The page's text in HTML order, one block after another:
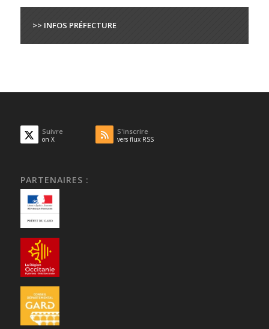
>> INFOS PRÉFECTURE
Suivre
on X
S'inscrire
vers flux RSS
PARTENAIRES :